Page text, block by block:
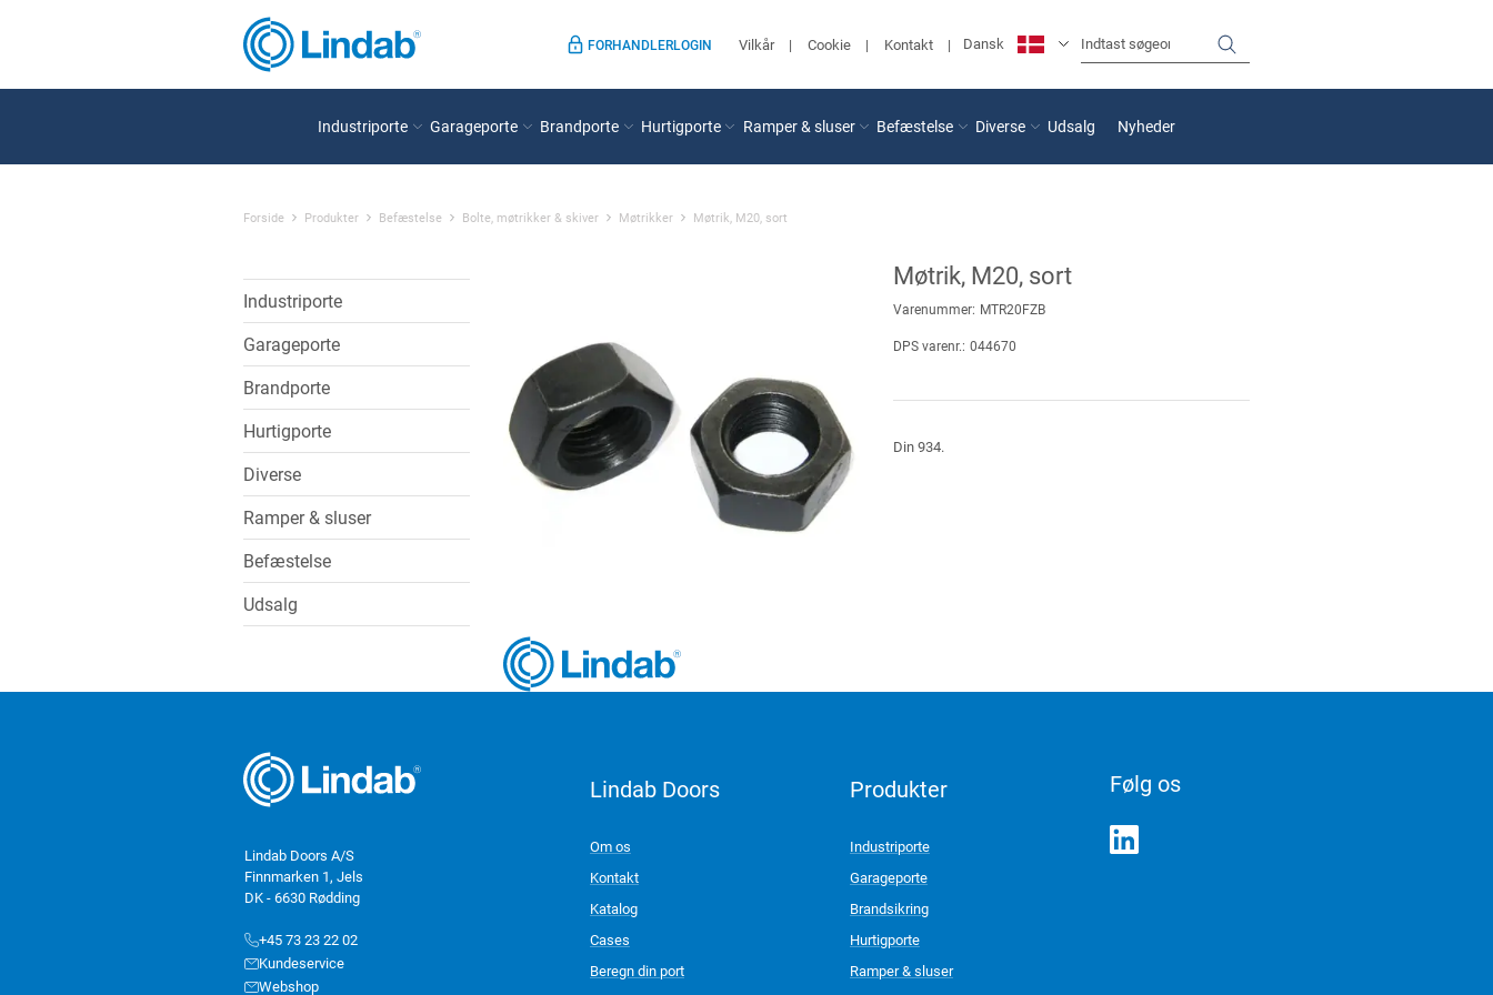
FORHANDLERLOGIN Vilkår Cookie Kontakt Dansk
Industriporte Garageporte Brandporte Hurtigporte Ramper & sluser Befæstelse Diverse Udsalg Nyheder
Forside Produkter Befæstelse Bolte, møtrikker & skiver Møtrikker Møtrik, M20, sort
Industriporte
Garageporte
Brandporte
Hurtigporte
Diverse
Ramper & sluser
Befæstelse
Udsalg
Møtrik, M20, sort
Varenummer: MTR20FZB
DPS varenr.: 044670
Din 934.
Lindab Doors A/S
Finnmarken 1, Jels
DK - 6630 Rødding
+45 73 23 22 02
Kundeservice
Webshop
Lindab Doors
Om os
Kontakt
Katalog
Cases
Beregn din port
Produkter
Industriporte
Garageporte
Brandsikring
Hurtigporte
Ramper & sluser
Følg os